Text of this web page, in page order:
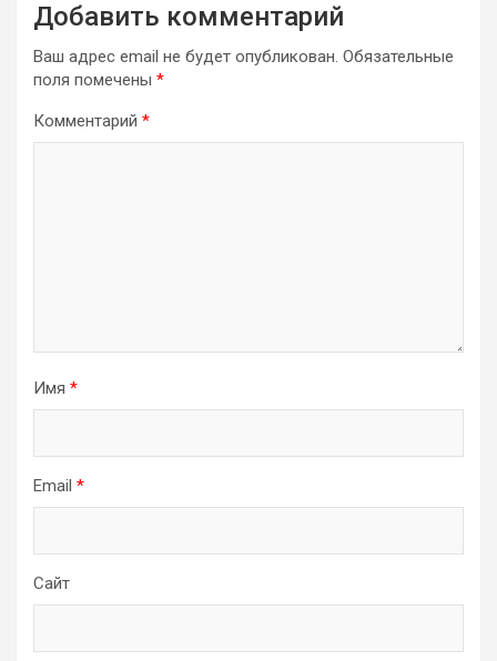
Добавить комментарий
Ваш адрес email не будет опубликован. Обязательные
поля помечены *
Комментарий *
Имя *
Email *
Сайт